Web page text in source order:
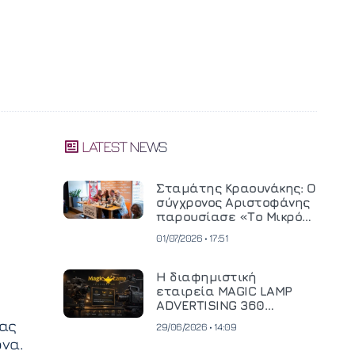
LATEST NEWS
Σταμάτης Κραουνάκης: Ο
σύγχρονος Αριστοφάνης
παρουσίασε «Το Μικρό
01/07/2026 • 17:51
Η διαφημιστική
εταιρεία MAGIC LAMP
ADVERTISING 360
κινηματογραφική
29/06/2026 • 14:09